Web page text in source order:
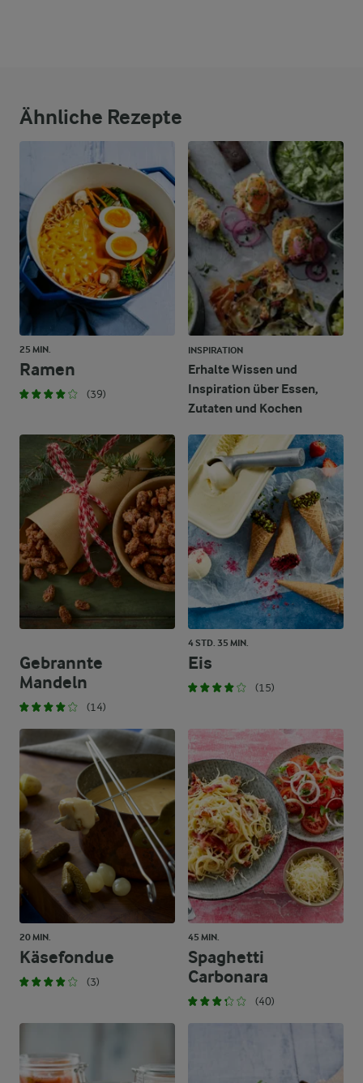
Ähnliche Rezepte
25 MIN.
Ramen
(39)
INSPIRATION
Erhalte Wissen und
Inspiration über Essen,
Zutaten und Kochen
Gebrannte
Mandeln
(14)
4 STD. 35 MIN.
Eis
(15)
20 MIN.
Käsefondue
(3)
45 MIN.
Spaghetti
Carbonara
(40)